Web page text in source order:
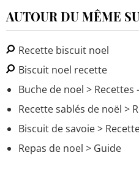
AUTOUR DU MÊME
Recette biscuit noel
Biscuit noel recette
Buche de noel > Recettes
Recette sablés de noël >
Biscuit de savoie>
Repas de noel > Guide